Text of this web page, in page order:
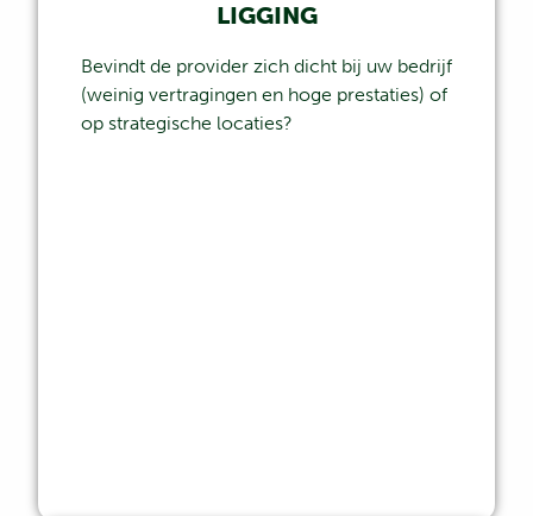
LIGGING
Bevindt de provider zich dicht bij uw bedrijf
(weinig vertragingen en hoge prestaties) of
op strategische locaties?